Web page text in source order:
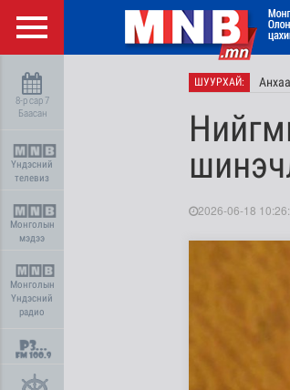
8-р сар 7
Баасан
Үндэсний
телевиз
Монголын
мэдээ
Монголын
Үндэсний
радио
ШУУРХАЙ:
2026-06-18